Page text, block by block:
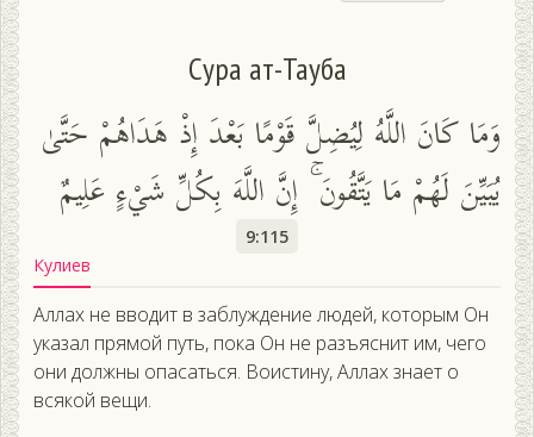
Сура ат-Тауба
وَمَا كَانَ اللَّهُ لِيُضِلَّ قَوْمًا بَعْدَ إِذْ هَدَاهُمْ حَتَّىٰ
يُبَيِّنَ لَهُمْ مَا يَتَّقُونَ ۚ إِنَّ اللَّهَ بِكُلِّ شَيْءٍ عَلِيمٌ
9:115
Кулиев
Аллах не вводит в заблуждение людей, которым Он
указал прямой путь, пока Он не разъяснит им, чего
они должны опасаться. Воистину, Аллах знает о
всякой вещи.